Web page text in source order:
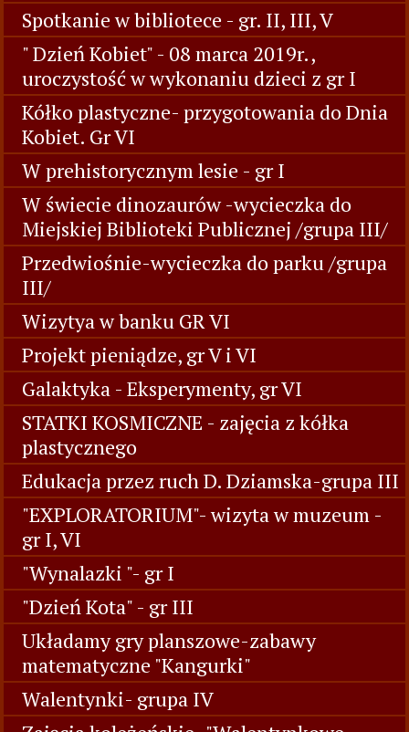
Spotkanie w bibliotece - gr. II, III, V
" Dzień Kobiet" - 08 marca 2019r.,
uroczystość w wykonaniu dzieci z gr I
Kółko plastyczne- przygotowania do Dnia
Kobiet. Gr VI
W prehistorycznym lesie - gr I
W świecie dinozaurów -wycieczka do
Miejskiej Biblioteki Publicznej /grupa III/
Przedwiośnie-wycieczka do parku /grupa
III/
Wizytya w banku GR VI
Projekt pieniądze, gr V i VI
Galaktyka - Eksperymenty, gr VI
STATKI KOSMICZNE - zajęcia z kółka
plastycznego
Edukacja przez ruch D. Dziamska-grupa III
"EXPLORATORIUM"- wizyta w muzeum -
gr I, VI
"Wynalazki "- gr I
"Dzień Kota" - gr III
Układamy gry planszowe-zabawy
matematyczne "Kangurki"
Walentynki- grupa IV